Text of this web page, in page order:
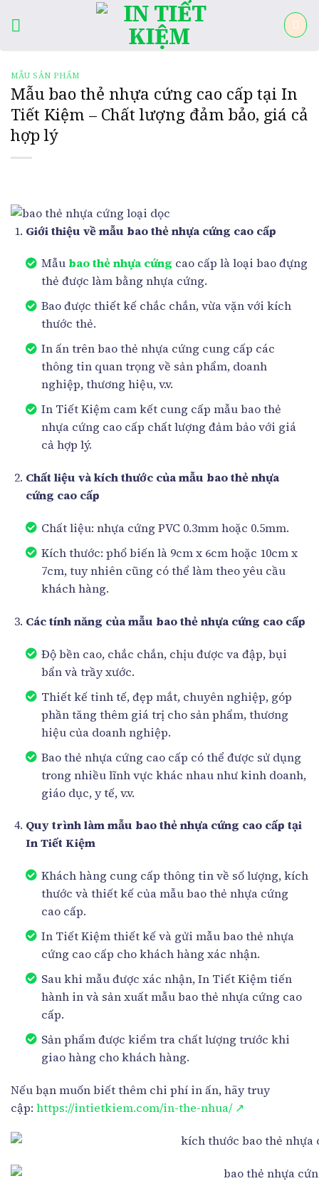
MẪU SẢN PHẨM
Mẫu bao thẻ nhựa cứng cao cấp tại In
Tiết Kiệm – Chất lượng đảm bảo, giá cả
hợp lý
Giới thiệu về mẫu bao thẻ nhựa cứng cao cấp
Mẫu bao thẻ nhựa cứng cao cấp là loại bao đựng
thẻ được làm bằng nhựa cứng.
Bao được thiết kế chắc chắn, vừa vặn với kích
thước thẻ.
In ấn trên bao thẻ nhựa cứng cung cấp các
thông tin quan trọng về sản phẩm, doanh
nghiệp, thương hiệu, v.v.
In Tiết Kiệm cam kết cung cấp mẫu bao thẻ
nhựa cứng cao cấp chất lượng đảm bảo với giá
cả hợp lý.
Chất liệu và kích thước của mẫu bao thẻ nhựa
cứng cao cấp
Chất liệu: nhựa cứng PVC 0.3mm hoặc 0.5mm.
Kích thước: phổ biến là 9cm x 6cm hoặc 10cm x
7cm, tuy nhiên cũng có thể làm theo yêu cầu
khách hàng.
Các tính năng của mẫu bao thẻ nhựa cứng cao cấp
Độ bền cao, chắc chắn, chịu được va đập, bụi
bẩn và trầy xước.
Thiết kế tinh tế, đẹp mắt, chuyên nghiệp, góp
phần tăng thêm giá trị cho sản phẩm, thương
hiệu của doanh nghiệp.
Bao thẻ nhựa cứng cao cấp có thể được sử dụng
trong nhiều lĩnh vực khác nhau như kinh doanh,
giáo dục, y tế, v.v.
Quy trình làm mẫu bao thẻ nhựa cứng cao cấp tại
In Tiết Kiệm
Khách hàng cung cấp thông tin về số lượng, kích
thước và thiết kế của mẫu bao thẻ nhựa cứng
cao cấp.
In Tiết Kiệm thiết kế và gửi mẫu bao thẻ nhựa
cứng cao cấp cho khách hàng xác nhận.
Sau khi mẫu được xác nhận, In Tiết Kiệm tiến
hành in và sản xuất mẫu bao thẻ nhựa cứng cao
cấp.
Sản phẩm được kiểm tra chất lượng trước khi
giao hàng cho khách hàng.
Nếu bạn muốn biết thêm chi phí in ấn, hãy truy
cập: https://intietkiem.com/in-the-nhua/ ↗